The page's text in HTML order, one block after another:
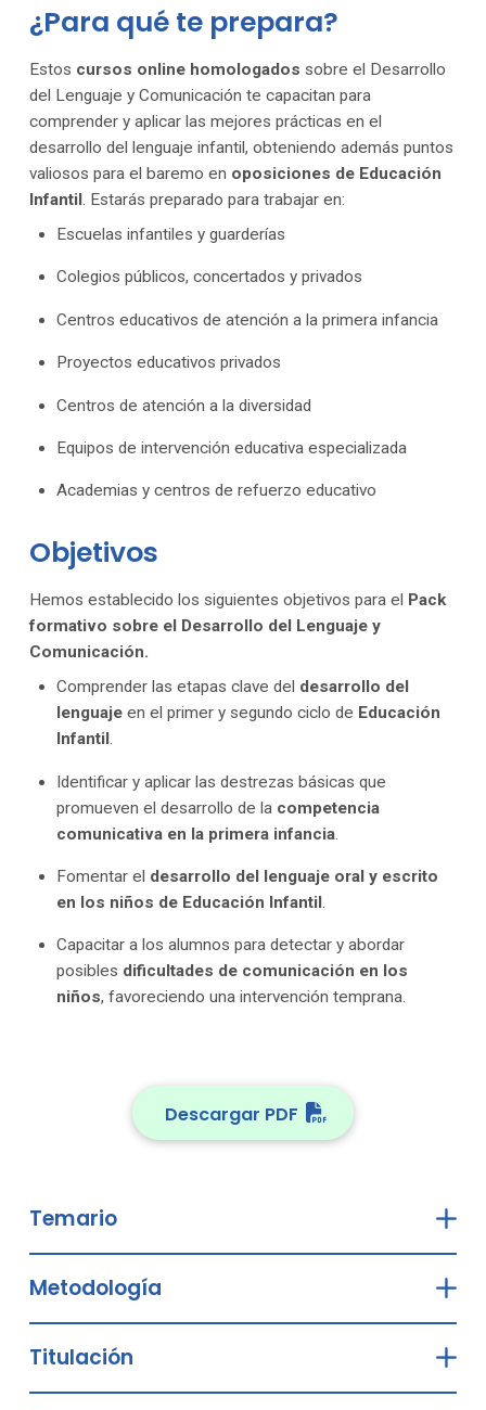
¿Para qué te prepara?
Estos cursos online homologados sobre el Desarrollo
del Lenguaje y Comunicación te capacitan para
comprender y aplicar las mejores prácticas en el
desarrollo del lenguaje infantil, obteniendo además puntos
valiosos para el baremo en oposiciones de Educación
Infantil . Estarás preparado para trabajar en:
Escuelas infantiles y guarderías
Colegios públicos, concertados y privados
Centros educativos de atención a la primera infancia
Proyectos educativos privados
Centros de atención a la diversidad
Equipos de intervención educativa especializada
Academias y centros de refuerzo educativo
Objetivos
Hemos establecido los siguientes objetivos para el
Pack
formativo sobre el Desarrollo del Lenguaje y
Comunicación.
Comprender las etapas clave del desarrollo del
lenguaje en el primer y segundo ciclo de Educación
Infantil.
Identificar y aplicar las destrezas básicas que
promueven el desarrollo de la competencia
comunicativa en la primera infancia
Fomentar el desarrollo del lenguaje oral y escrito
en los niños de Educación Infantil.
Capacitar a los alumnos para detectar y abordar
posibles dificultades de comunicación en los
niños, favoreciendo una intervención temprana.
Descargar PDF
Temario
Metodología
Titulación